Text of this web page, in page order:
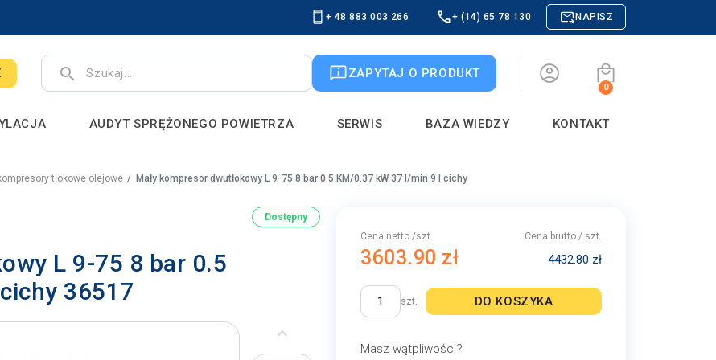
+ 48 883 003 266 + (14) 65 78 130 NAPISZ
search ZAPYTAJ O PRODUKT
0
AUDYT SPRĘŻONEGO POWIETRZA SERWIS BAZA WIEDZY KONTAKT
tłokowe olejowe Mały kompresor dwutłokowy L 9-75 8 bar 0.5 KM/0.37 kW 37 l/min 9 l cichy
Dostępny
L 9-75 8 bar 0.5
36517
keyboard_arrow_left
Cena netto /szt.
3603.90 zł
Cena brutto / szt.
4432.80 zł
szt. DO KOSZYKA
Masz wątpliwości?